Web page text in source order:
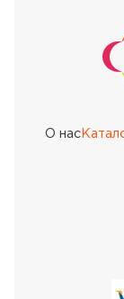
О нас